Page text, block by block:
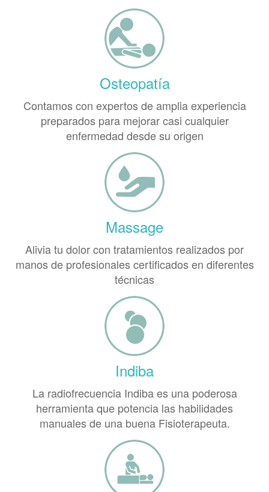
Osteopatía
Contamos con expertos de amplia experiencia
preparados para mejorar casi cualquier
enfermedad desde su origen
Massage
Alivia tu dolor con tratamientos realizados por
manos de profesionales certificados en diferentes
técnicas
Indiba
La radiofrecuencia Indiba es una poderosa
herramienta que potencia las habilidades
manuales de una buena Fisioterapeuta.